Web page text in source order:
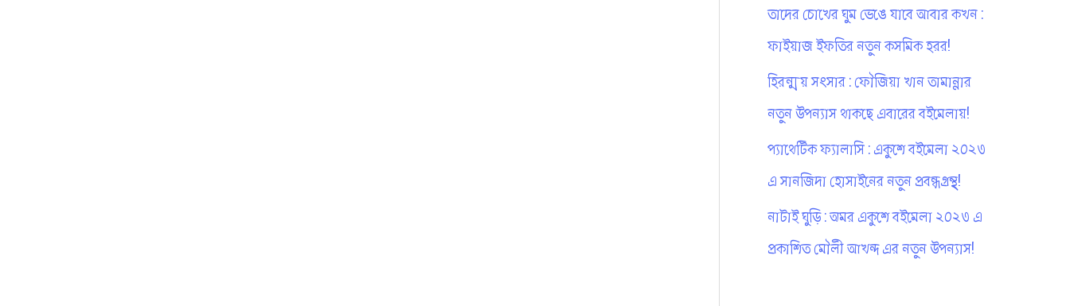
তাদের চোখের ঘুম ভেঙে যাবে আবার কখন :
ফাইয়াজ ইফতির নতুন কসমিক হরর!
হিরন্ময় সংসার : ফৌজিয়া খান তামান্নার
নতুন উপন্যাস থাকছে এবারের বইমেলায়!
প্যাথেটিক ফ্যালাসি : একুশে বইমেলা ২০২৩
এ সানজিদা হোসাইনের নতুন প্রবন্ধগ্রন্থ!
নাটাই ঘুড়ি : অমর একুশে বইমেলা ২০২৩ এ
প্রকাশিত মৌলী আখন্দ এর নতুন উপন্যাস!